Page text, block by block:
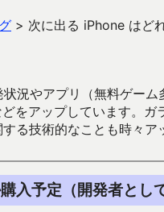
> 次に出る iPhone はど
況やアプリ（無料ゲー
どをアップしています。
る技術的なことも時々ア
入予定（開発者とし